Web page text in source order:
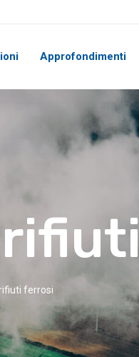
Approfondimenti
ferrosi